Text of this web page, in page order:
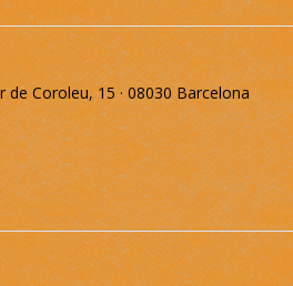
de Coroleu, 15 · 08030 Barcelona